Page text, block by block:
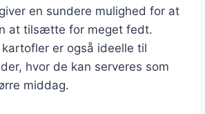
en sundere mulighed for at
at tilsætte for meget fedt.
er også ideelle til
hvor de kan serveres som
middag.